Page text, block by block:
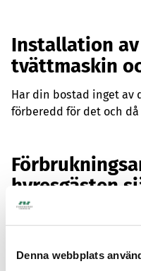
Denna webbplats
Installation
tvättmaskin
Har din bostad inget av
förberedd för det och
hyresgästen
att byta ut
byte av batterier till